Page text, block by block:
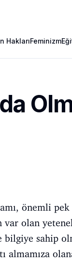
HaklarıFeminizm
önemli
olan
bilgiye sahip
almamıza